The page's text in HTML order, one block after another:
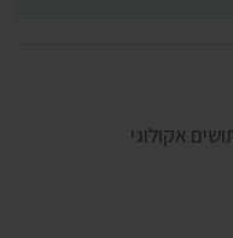
אקולוגי